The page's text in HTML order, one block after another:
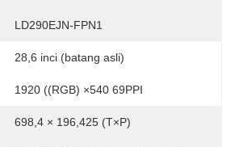
LD290EJN-FPN1
28,6 inci (batang asli)
1920 ((RGB) ×540 69PPI
698,4 × 196,425 (T×P)